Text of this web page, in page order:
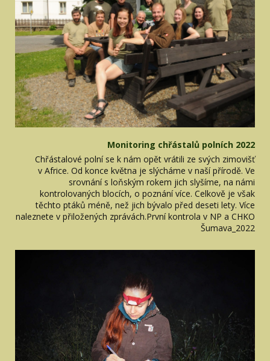
Monitoring chřástalů polních 2022
Chřástalové polní se k nám opět vrátili ze svých zimovišť
v Africe. Od konce května je slýcháme v naší přírodě. Ve
srovnání s loňským rokem jich slyšíme, na námi
kontrolovaných blocích, o poznání více. Celkově je však
těchto ptáků méně, než jich bývalo před deseti lety. Více
naleznete v přiložených zprávách.První kontrola v NP a CHKO
Šumava_2022